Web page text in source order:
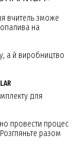
вчитель зможе
на
а й виробництво
для
провести процес
разом